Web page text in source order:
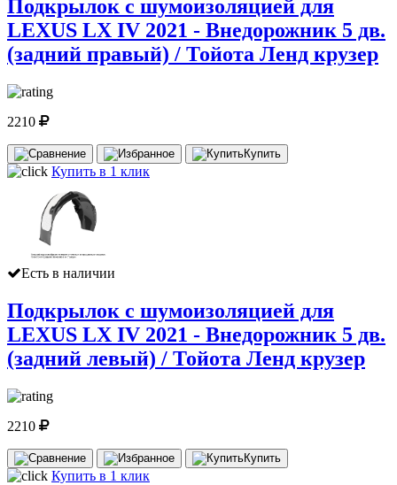
Подкрылок с шумоизоляцией для
LEXUS LX IV 2021 - Внедорожник 5 дв.
(задний правый) / Тойота Ленд крузер
2210
Купить
Купить в 1 клик
Есть в наличии
Подкрылок с шумоизоляцией для
LEXUS LX IV 2021 - Внедорожник 5 дв.
(задний левый) / Тойота Ленд крузер
2210
Купить
Купить в 1 клик